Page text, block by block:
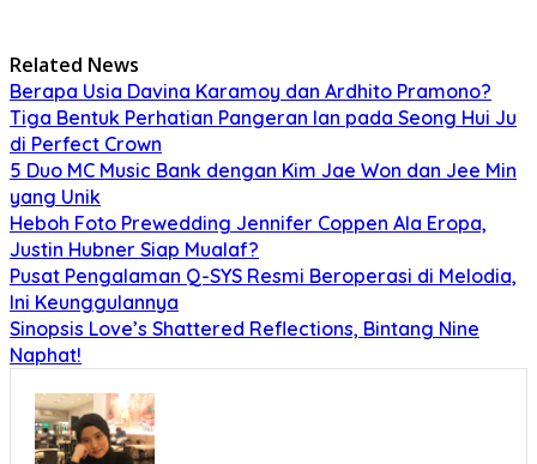
Related News
Berapa Usia Davina Karamoy dan Ardhito Pramono?
Tiga Bentuk Perhatian Pangeran Ian pada Seong Hui Ju
di Perfect Crown
5 Duo MC Music Bank dengan Kim Jae Won dan Jee Min
yang Unik
Heboh Foto Prewedding Jennifer Coppen Ala Eropa,
Justin Hubner Siap Mualaf?
Pusat Pengalaman Q-SYS Resmi Beroperasi di Melodia,
Ini Keunggulannya
Sinopsis Love’s Shattered Reflections, Bintang Nine
Naphat!